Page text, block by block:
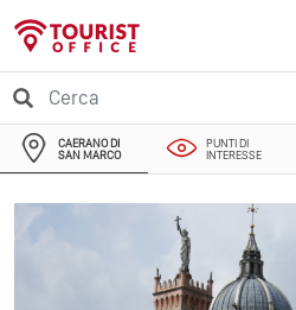
CAERANO DI
SAN MARCO
PUNTI DI
INTERESSE